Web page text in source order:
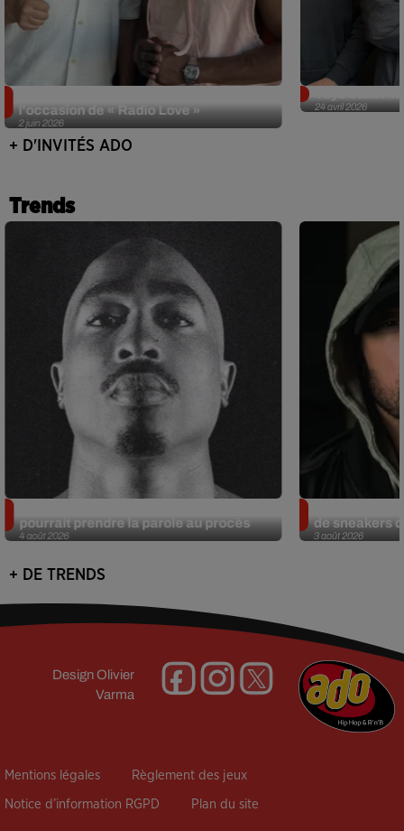
2 juin 2026
l'occasion de « Radio Love »
24 avril 2026
+ D'INVITÉS ADO
Trends
4 août 2026
pourrait prendre la parole au procès
3 août 2026
de sneakers
+ DE TRENDS
Design Olivier
Varma
Mentions légales Règlement des jeux
Notice d’information RGPD Plan du site